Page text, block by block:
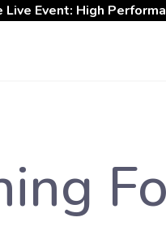
Event: High